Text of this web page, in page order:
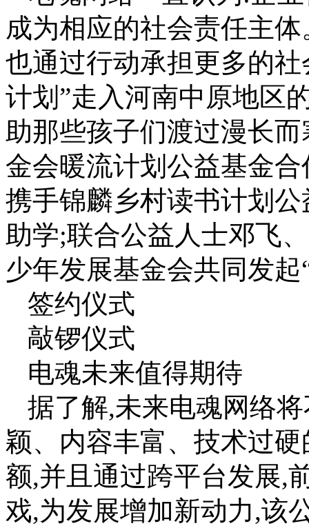
成为相应的社会责任主
也通过行动承担更多的
计划”走入河南中原地区
助那些孩子们渡过漫长
金会暖流计划公益基金
携手锦麟乡村读书计划
助学;联合公益人士邓飞
少年发展基金会共同发
签约仪式
敲锣仪式
电魂未来值得期待
据了解,未来电魂网络
颖、内容丰富、技术过
额,并且通过跨平台发展,
戏,为发展增加新动力,该